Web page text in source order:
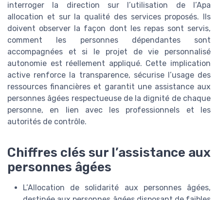
interroger la direction sur l’utilisation de l’Apa
allocation et sur la qualité des services proposés. Ils
doivent observer la façon dont les repas sont servis,
comment les personnes dépendantes sont
accompagnées et si le projet de vie personnalisé
autonomie est réellement appliqué. Cette implication
active renforce la transparence, sécurise l’usage des
ressources financières et garantit une assistance aux
personnes âgées respectueuse de la dignité de chaque
personne, en lien avec les professionnels et les
autorités de contrôle.
Chiffres clés sur l’assistance aux
personnes âgées
L’Allocation de solidarité aux personnes âgées,